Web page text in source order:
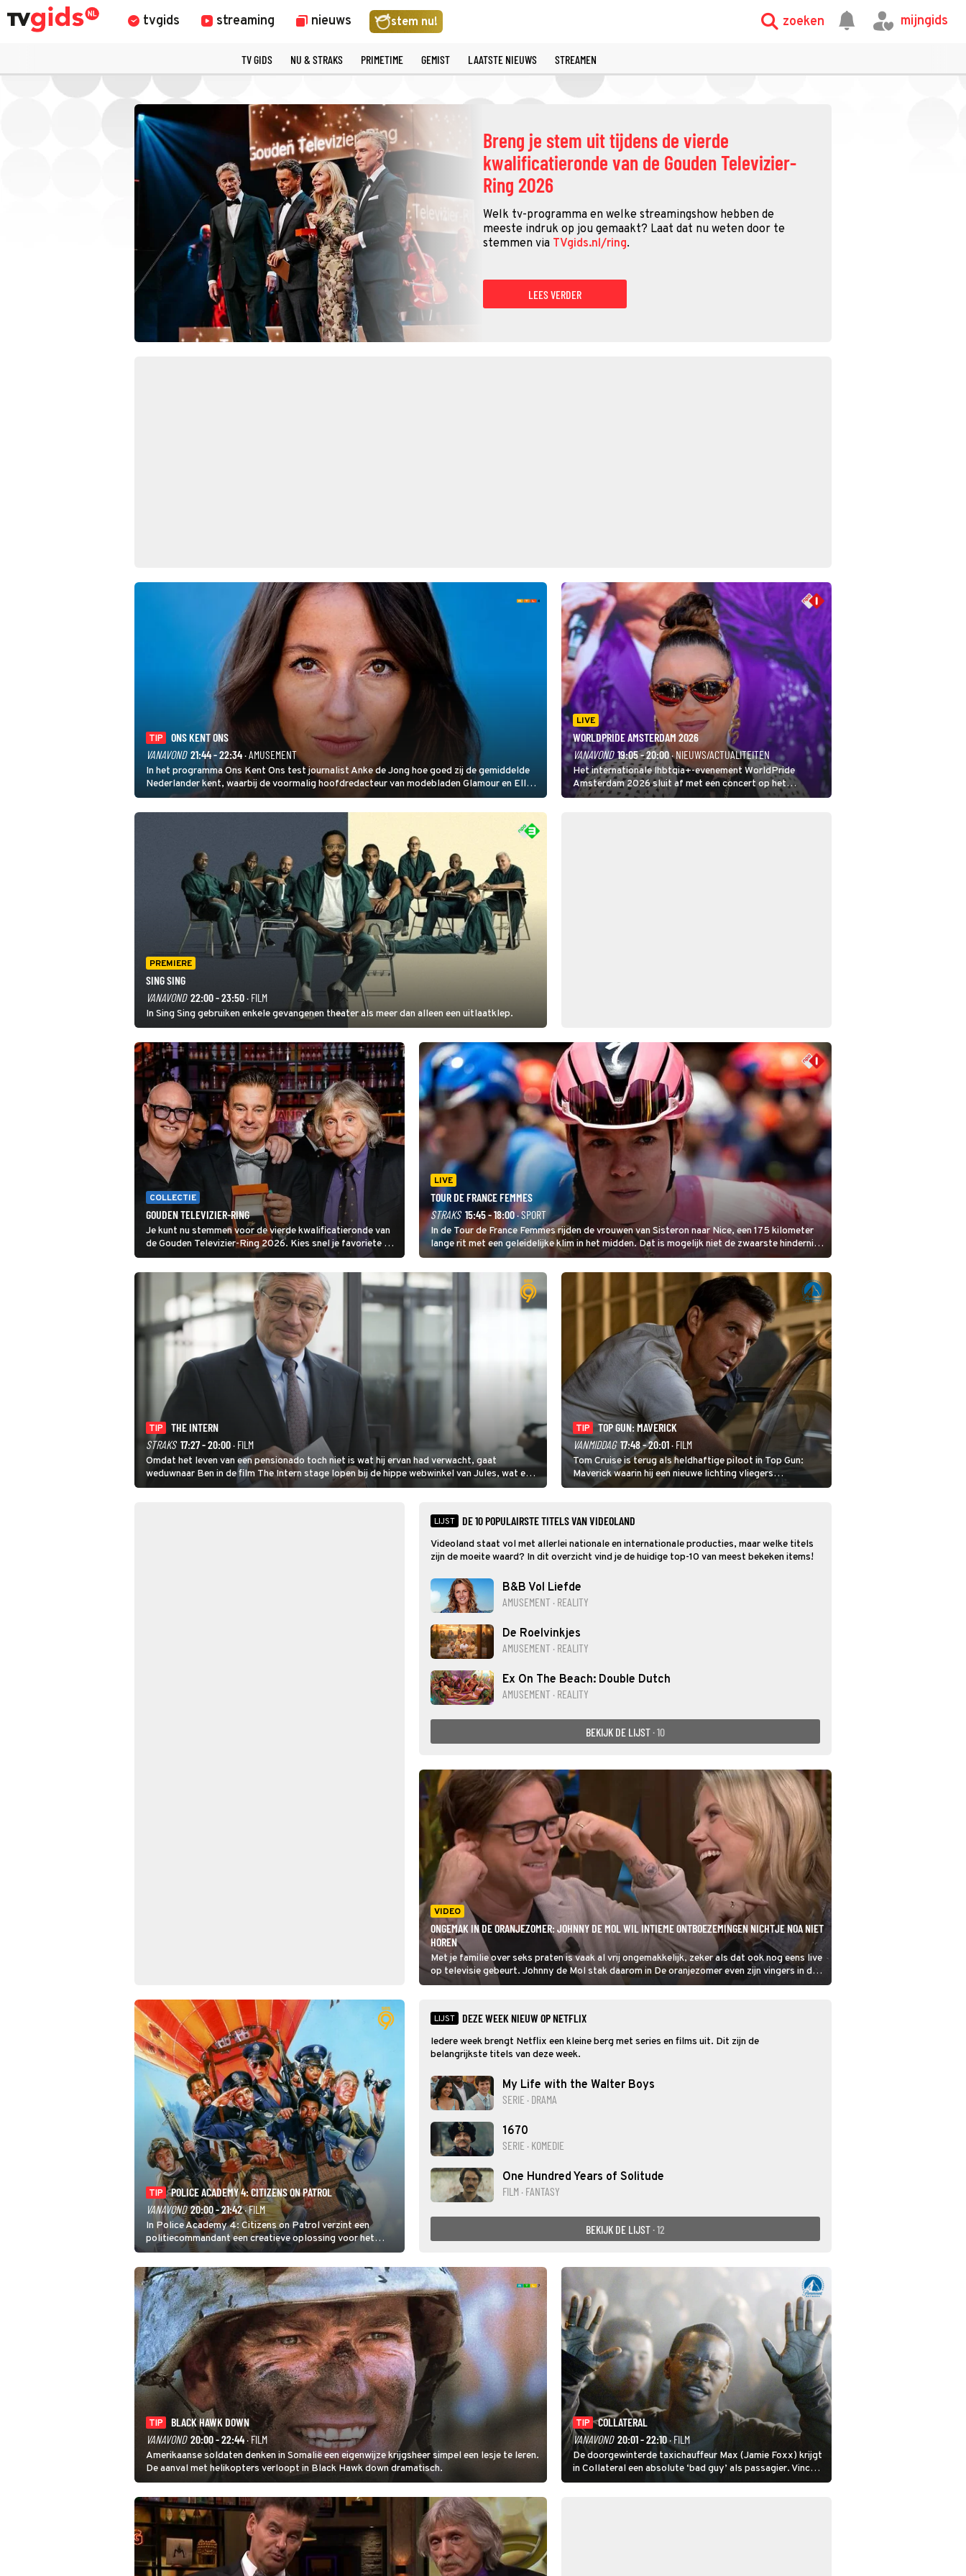
tvgids streaming nieuws stem nu! zoeken mijngids
TV GIDS NU & STRAKS PRIMETIME GEMIST LAATSTE NIEUWS STREAMEN
Breng je stem uit tijdens de vierde
kwalificatieronde van de Gouden Televizier-
Ring 2026
Welk tv-programma en welke streamingshow hebben de
meeste indruk op jou gemaakt? Laat dat nu weten door te
stemmen via TVgids.nl/ring.
LEES VERDER
TIP
ONS KENT ONS
VANAVOND 21:44 - 22:34· AMUSEMENT
In het programma Ons Kent Ons test journalist Anke de Jong hoe goed zij de gemiddelde
Nederlander kent, waarbij de voormalig hoofdredacteur van modebladen Glamour en Elle
het samen met rapper Keizer opneemt tegen Edson da Graça en Marc-Marie Huijbregts.
LIVE
WORLDPRIDE AMSTERDAM 2026
VANAVOND 19:05 - 20:00· NIEUWS/ACTUALITEITEN
Het internationale lhbtqia+-evenement WorldPride
Amsterdam 2026 sluit af met een concert op het
Amsterdamse Museumplein. Anita Doth is een van de
PREMIERE
SING SING
VANAVOND 22:00 - 23:50· FILM
In Sing Sing gebruiken enkele gevangenen theater als meer dan alleen een uitlaatklep.
COLLECTIE
GOUDEN TELEVIZIER-RING
Je kunt nu stemmen voor de vierde kwalificatieronde van
de Gouden Televizier-Ring 2026. Kies snel je favoriete tv-
programma én streamingshow .
LIVE
TOUR DE FRANCE FEMMES
STRAKS 15:45 - 18:00· SPORT
In de Tour de France Femmes rijden de vrouwen van Sisteron naar Nice, een 175 kilometer
lange rit met een geleidelijke klim in het midden. Dat is mogelijk niet de zwaarste hindernis,
dat is de temperatuur. Het kan in Nice namelijk bloedheet worden.
TIP
THE INTERN
STRAKS 17:27 - 20:00· FILM
Omdat het leven van een pensionado toch niet is wat hij ervan had verwacht, gaat
weduwnaar Ben in de film The Intern stage lopen bij de hippe webwinkel van Jules, wat een
gouden zet blijkt te zijn.
TIP
TOP GUN: MAVERICK
VANMIDDAG 17:48 - 20:01· FILM
Tom Cruise is terug als heldhaftige piloot in Top Gun:
Maverick waarin hij een nieuwe lichting vliegers
klaarstoomt voor het echte werk.
LIJST DE 10 POPULAIRSTE TITELS VAN VIDEOLAND
Videoland staat vol met allerlei nationale en internationale producties, maar welke titels
zijn de moeite waard? In dit overzicht vind je de huidige top-10 van meest bekeken items!
B&B Vol Liefde
AMUSEMENT · REALITY
De Roelvinkjes
AMUSEMENT · REALITY
Ex On The Beach: Double Dutch
AMUSEMENT · REALITY
BEKIJK DE LIJST · 10
VIDEO
ONGEMAK IN DE ORANJEZOMER: JOHNNY DE MOL WIL INTIEME ONTBOEZEMINGEN NICHTJE NOA NIET
HOREN
Met je familie over seks praten is vaak al vrij ongemakkelijk, zeker als dat ook nog eens live
op televisie gebeurt. Johnny de Mol stak daarom in De oranjezomer even zijn vingers in de
oren toen z'n nichtje Noa Vahle openlijk oreerde over EasyToys, de sponsor van haar
TIP
POLICE ACADEMY 4: CITIZENS ON PATROL
VANAVOND 20:00 - 21:42· FILM
In Police Academy 4: Citizens on Patrol verzint een
politiecommandant een creatieve oplossing voor het
tekort aan agenten.
LIJST DEZE WEEK NIEUW OP NETFLIX
Iedere week brengt Netflix een kleine berg met series en films uit. Dit zijn de
belangrijkste titels van deze week.
My Life with the Walter Boys
SERIE · DRAMA
1670
SERIE · KOMEDIE
One Hundred Years of Solitude
FILM · FANTASY
BEKIJK DE LIJST · 12
TIP
BLACK HAWK DOWN
VANAVOND 20:00 - 22:44· FILM
Amerikaanse soldaten denken in Somalië een eigenwijze krijgsheer simpel een lesje te leren.
De aanval met helikopters verloopt in Black Hawk down dramatisch.
TIP
COLLATERAL
VANAVOND 20:01 - 22:10· FILM
De doorgewinterde taxichauffeur Max (Jamie Foxx) krijgt
in Collateral een absolute ‘bad guy’ als passagier. Vincent
(Tom Cruise) heeft hem nodig om hem de stad door te